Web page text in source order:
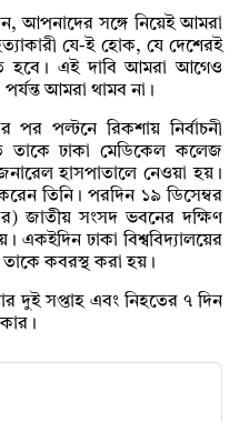
আপনাদের সঙ্গে নিয়েই আমরা
যে-ই হোক, যে দেশেরই
হবে। এই দাবি আমরা আগেও
আমরা থামব না।
পল্টনে রিকশায় নির্বাচনী
তাকে ঢাকা মেডিকেল কলেজ
হাসপাতালে নেওয়া হয়।
তিনি। পরদিন ১৯ ডিসেম্বর
জাতীয় সংসদ ভবনের দক্ষিণ
একইদিন ঢাকা বিশ্ববিদ্যালয়ের
কবরস্থ করা হয়।
দুই সপ্তাহ এবং নিহতের ৭ দিন